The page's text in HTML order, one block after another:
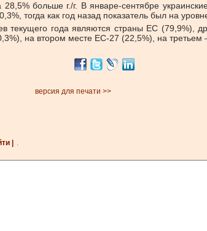
больше г./г. В январе-сентябре
тогда как год назад показатель был на
текущего года являются страны ЕС (79,9%),
на втором месте ЕС-27 (22,5%), на
версия для печати >>
|
.